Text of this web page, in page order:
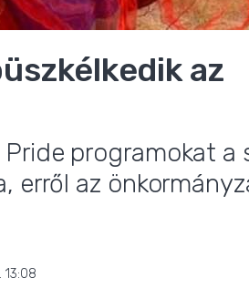
az
programokat a
erről az
13:08